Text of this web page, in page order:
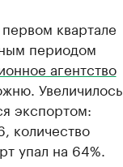
квартале
периодом
агентство
Увеличилось
экспортом:
количество
упал на 64%.